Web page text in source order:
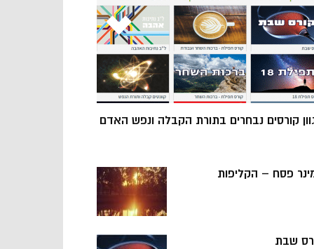
קורסים נבחרים בתורת הקבלה ונפש האדם
פסח – הקליפות
שבת